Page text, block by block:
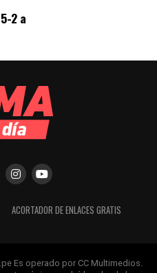
2 a
ACORTADOR DE ENLACES GRATIS
Es operado por CC Multimedios.